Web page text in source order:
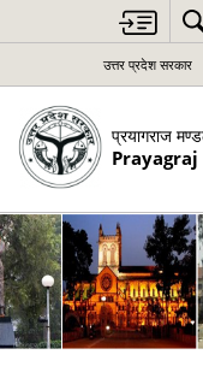
उत्तर प्रदेश सरकार
प्रयागराज